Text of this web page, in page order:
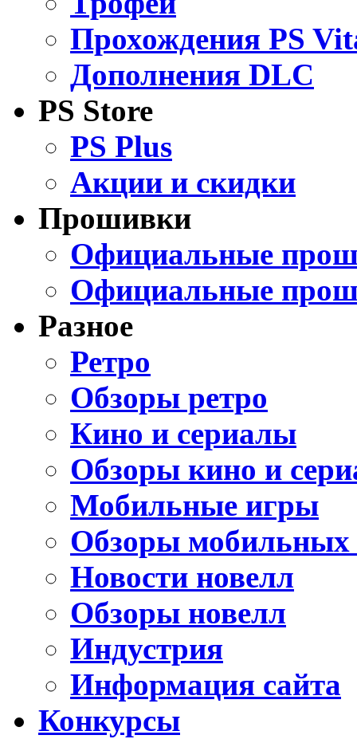
Прохождения PS
Дополнения DLC
PS Store
PS Plus
Акции и скидки
Прошивки
Официальные
Официальные
Разное
Ретро
Обзоры ретро
Кино и сериалы
Обзоры кино и
Мобильные игры
Обзоры мобильных
Новости новелл
Обзоры новелл
Индустрия
Информация сайта
Конкурсы